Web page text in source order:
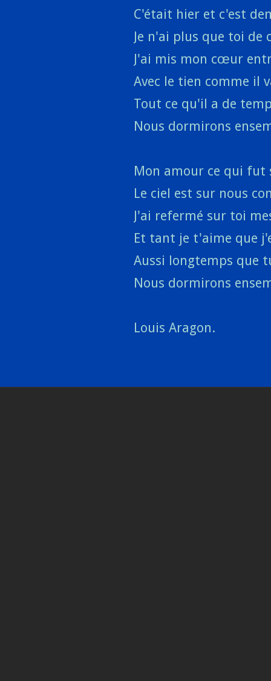
C'était hier et c'est
Je n'ai plus que toi de
J'ai mis mon cœur
Avec le tien comme il
Tout ce qu'il a de
Nous dormirons
Mon amour ce qui fut
Le ciel est sur nous
J'ai refermé sur toi
Et tant je t'aime que
Aussi longtemps que
Nous dormirons
Louis Aragon.